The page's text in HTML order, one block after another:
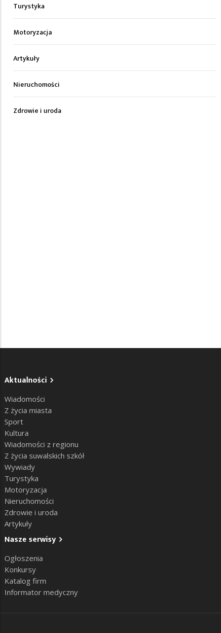
Turystyka
Motoryzacja
Artykuły
Nieruchomości
Zdrowie i uroda
Aktualności
Wiadomości
Z życia miasta
Sport
Kultura
Wiadomości z regionu
Z życia suwalskich szkół
Wywiady
Turystyka
Motoryzacja
Nieruchomości
Zdrowie i uroda
Artykuły
Nasze serwisy
Ogłoszenia
Konkursy
Katalog firm
Informator medyczny